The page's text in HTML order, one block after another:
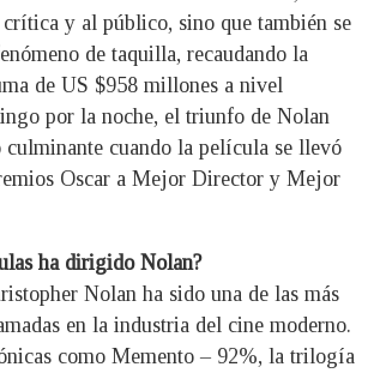
y al público, sino que también se
de taquilla, recaudando la
de US $958 millones a nivel
por la noche, el triunfo de Nolan
culminante cuando la película se llevó
Oscar a Mejor Director y Mejor
ha dirigido Nolan?
Nolan ha sido una de las más
en la industria del cine moderno.
como Memento – 92%, la trilogía